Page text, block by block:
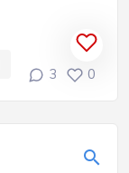
3 0